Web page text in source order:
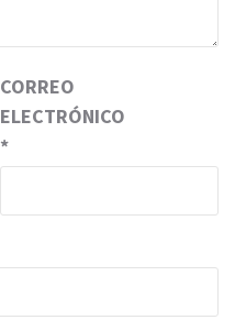
CORREO
ELECTRÓNICO
*